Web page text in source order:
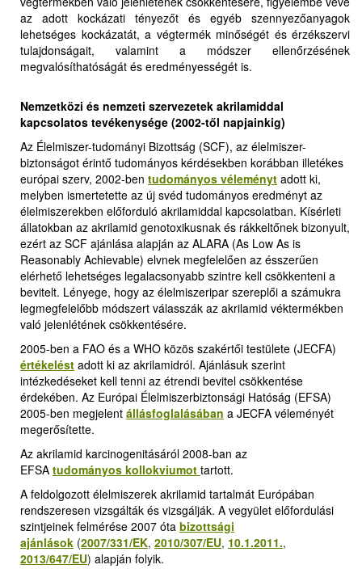
az adott kockázati tényezőt és egyéb szennyezőanyagok
lehetséges kockázatát, a végtermék minőségét és érzékszervi
tulajdonságait, valamint a módszer ellenőrzésének
megvalósíthatóságát és eredményességét is.
Nemzetközi és nemzeti szervezetek akrilamiddal
kapcsolatos tevékenysége (2002-től napjainkig)
Az Élelmiszer-tudományi Bizottság (SCF), az élelmiszer-
biztonságot érintő tudományos kérdésekben korábban illetékes
európai szerv, 2002-ben tudományos véleményt adott ki,
melyben ismertetette az új svéd tudományos eredményt az
élelmiszerekben előforduló akrilamiddal kapcsolatban. Kísérleti
állatokban az akrilamid genotoxikusnak és rákkeltőnek bizonyult,
ezért az SCF ajánlása alapján az ALARA (As Low As is
Reasonably Achievable) elvnek megfelelően az ésszerűen
elérhető lehetséges legalacsonyabb szintre kell csökkenteni a
bevitelt. Lényege, hogy az élelmiszeripar szereplői a számukra
legmegfelelőbb módszert válasszák az akrilamid véktermékben
való jelenlétének csökkentésére.
2005-ben a FAO és a WHO közös szakértői testülete (JECFA)
értékelést adott ki az akrilamidról. Ajánlásuk szerint
intézkedéseket kell tenni az étrendi bevitel csökkentése
érdekében. Az Európai Élelmiszerbiztonsági Hatóság (EFSA)
2005-ben megjelent állásfoglalásában a JECFA véleményét
megerősítette.
Az akrilamid karcinogenitásáról 2008-ban az
EFSA tudományos kollokviumot tartott.
A feldolgozott élelmiszerek akrilamid tartalmát Európában
rendszeresen vizsgálták és vizsgálják. A vegyület előfordulási
szintjeinek felmérése 2007 óta bizottsági
ajánlások (2007/331/EK, 2010/307/EU, 10.1.2011.,
2013/647/EU) alapján folyik.